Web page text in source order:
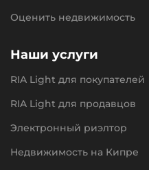
Оценить недвижимость
Наши услуги
RIA Light для покупателей
RIA Light для продавцов
Электронный риэлтор
Недвижимость на Кипре